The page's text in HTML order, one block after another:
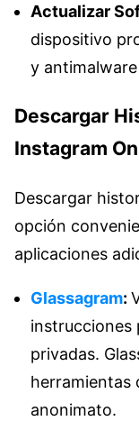
Actualizar
dispositivo
y
Descargar
Instagram
Descargar
opción
aplicaciones
Glassagram:
instrucciones
privadas.
herramientas
anonimato.